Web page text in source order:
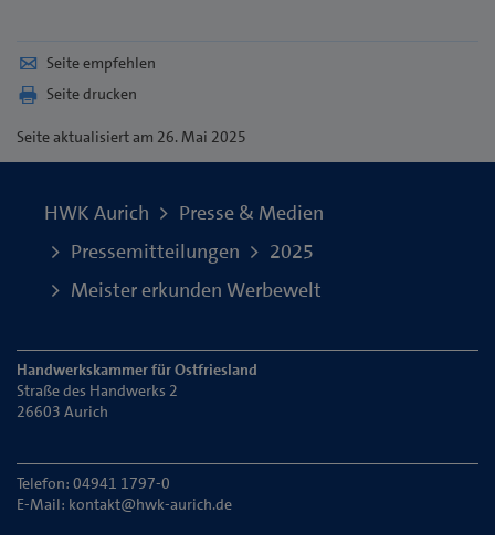
Seite empfehlen
Seite drucken
Seiteaktualisiert am 26. Mai 2025
HWK Aurich
Presse & Medien
Pressemitteilungen
2025
Meister erkunden Werbewelt
Handwerkskammer für Ostfriesland
Straße des Handwerks 2
26603 Aurich
Telefon: 04941 1797-0
E-Mail: kontakt@hwk-aurich.de